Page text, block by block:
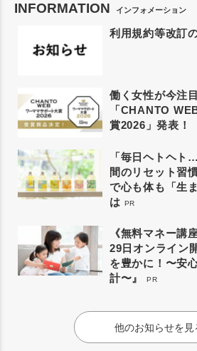
INFORMATION インフォメーション
利用規約等改訂
働く女性が今注
「CHANTO
賞2026」発表！
「毎日ヘトヘト
間のリセット習
で心も体も「生
は
PR
《無料マネー講
29日オンライン
を豊かに！〜安
計〜』
PR
他のお知らせを見